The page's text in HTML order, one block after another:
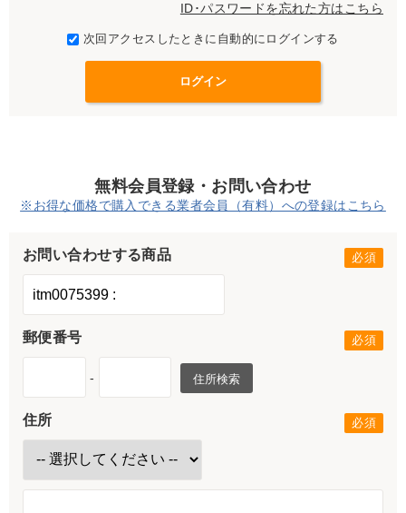
ID･パスワードを忘れた方はこちら
次回アクセスしたときに自動的にログインする
無料会員登録・お問い合わせ
※お得な価格で購入できる業者会員（有料）への登録はこちら
お問い合わせする商品
郵便番号
- 住所検索
住所